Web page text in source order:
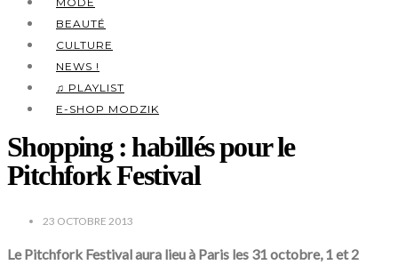
BEAUTÉ
CULTURE
NEWS !
♫ PLAYLIST
E-SHOP MODZIK
Shopping : habillés pour le
Pitchfork Festival
23 OCTOBRE 2013
Le Pitchfork Festivalaura lieu à Paris les 31 octobre, 1 et 2